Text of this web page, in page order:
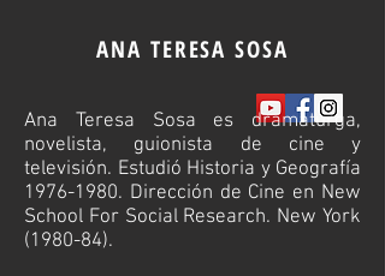
ANA TERESA SOSA
Ana Teresa Sosa es dramaturga,
novelista, guionista de cine y
televisión. Estudió Historia y Geografía
1976-1980. Dirección de Cine en New
School For Social Research. New York
(1980-84).